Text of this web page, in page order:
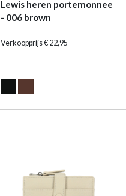
Lewis heren portemonnee
- 006 brown
Verkoopprijs € 22,95